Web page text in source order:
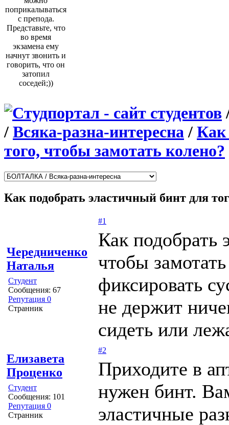
поприкалываться
с препода.
Представьте, что
во время
экзамена ему
начнут звонить и
говорить, что он
затопил
соседей;))
/ Всяка-разна-интересна/ Как
того, чтобы замотать колено?
Как подобрать эластичный бинт для
Чередниченко
Наталья
Студент
Сообщения: 67
Репутация 0
Странник
#1
Как подобрать
чтобы
фиксировать
не держит
сидеть или
Елизавета
Проценко
Студент
Сообщения: 101
Репутация 0
Странник
#2
Приходите в
нужен бинт.
эластичные